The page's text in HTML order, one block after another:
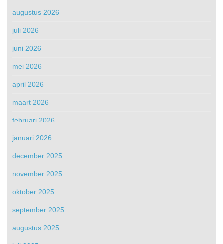
augustus 2026
juli 2026
juni 2026
mei 2026
april 2026
maart 2026
februari 2026
januari 2026
december 2025
november 2025
oktober 2025
september 2025
augustus 2025